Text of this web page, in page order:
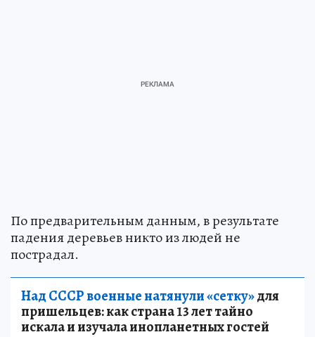
По предварительным данным, в результате
падения деревьев никто из людей не
пострадал.
Над СССР военные натянули «сетку»для
пришельцев: как страна 13 лет тайно
искала и изучала инопланетных гостей